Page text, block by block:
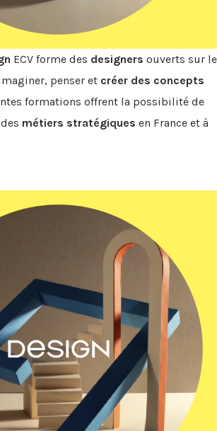
ECV forme des designers ouverts sur le
penser et créer des concepts
formations offrent la possibilité de
métiers stratégiques en France et à